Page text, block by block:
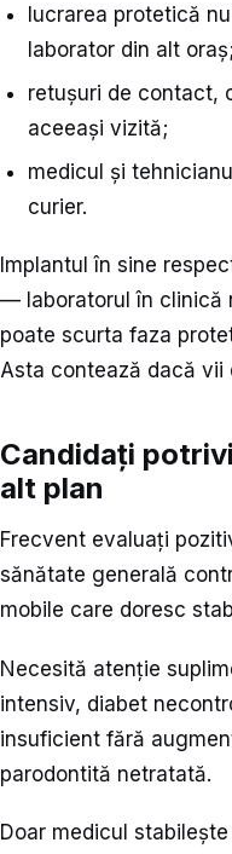
lucrarea protetică
laborator din alt oraș;
retușuri de contact,
aceeași vizită;
medicul și
curier.
Implantul în sine
— laboratorul în clinică
poate scurta faza
Asta contează dacă vii
Candidați
alt plan
Frecvent evaluați
sănătate generală
mobile care doresc
Necesită atenție
intensiv, diabet
insuficient fără
parodontită netratată.
Doar medicul